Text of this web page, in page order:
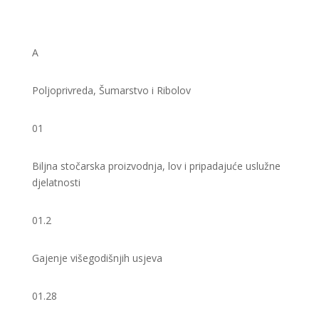
A
Poljoprivreda, Šumarstvo i Ribolov
01
Biljna stočarska proizvodnja, lov i pripadajuće uslužne
djelatnosti
01.2
Gajenje višegodišnjih usjeva
01.28